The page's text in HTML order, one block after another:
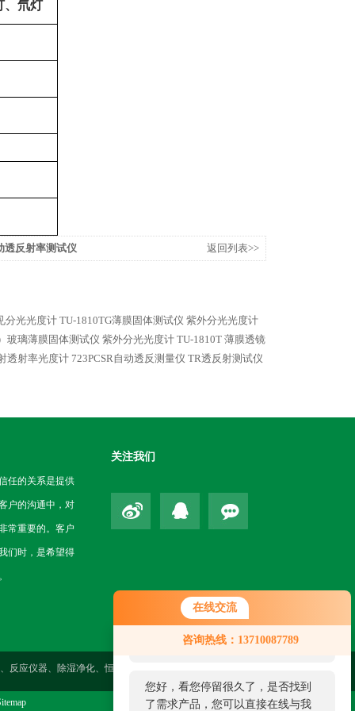
在线交流
咨询热线：13710087789
您好！欢迎前来咨询，很高兴为您
服务，请问您要咨询什么问题呢？
您好，看您停留很久了，是否找到
了需求产品，您可以直接在线与我
、氘灯
透反射率测试仪
返回列表>>
分光光度计TU-1810TG薄膜固体测试仪 紫外分光光度计
玻璃薄膜固体测试仪 紫外分光光度计 TU-1810T 薄膜透镜
透射率光度计 723PCSR自动透反测量仪 TR透反射测试仪
任的关系是提供
户的沟通中，对
常重要的。客户
们时，是希望得
关注我们
应仪器、除湿净化、恒温仪器、气体检测、药检仪器、环境